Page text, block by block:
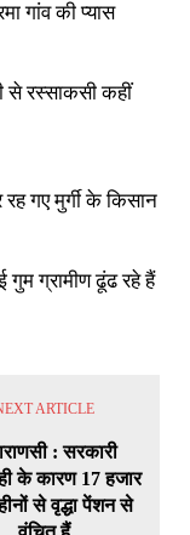
गांव की प्यास
से रस्साकसी कहीं
गए मुर्गी के किसान
गुम ग्रामीण ढूंढ रहे हैं
ARTICLE